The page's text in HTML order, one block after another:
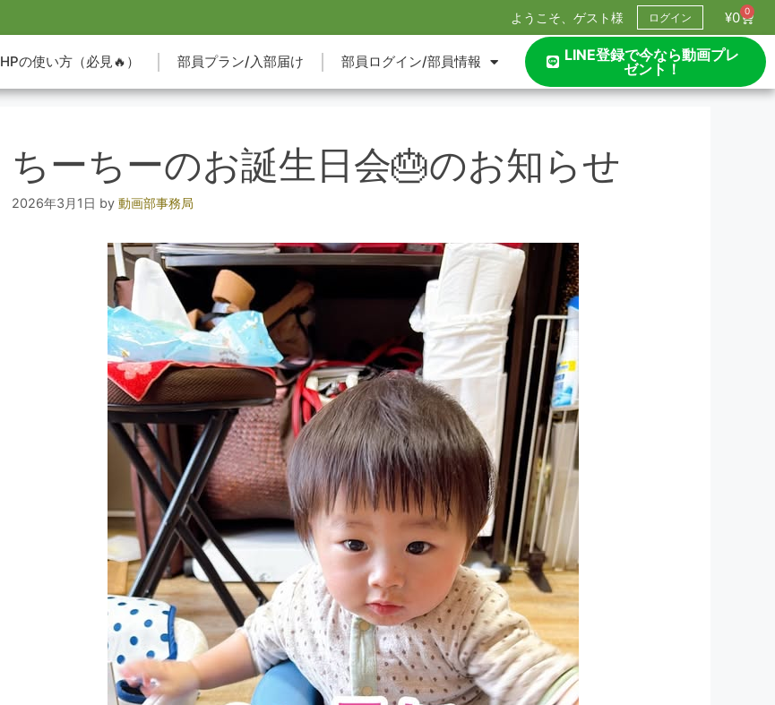
ようこそ、ゲスト様 ログイン ¥0 0
HPの使い方（必見🔥） 部員プラン/入部届け 部員ログイン/部員情報
LINE登録で今なら動画プレ
ゼント！
ちーちーのお誕生日会🎂のお知らせ
2026年3月1日 by 動画部事務局